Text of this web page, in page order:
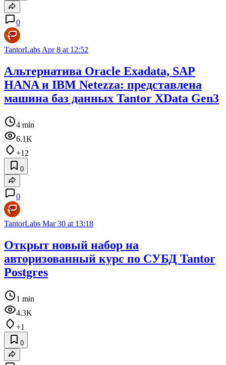
0
TantorLabs Apr 8 at 12:52
Альтернатива Oracle Exadata, SAP
HANA и IBM Netezza: представлена
машина баз данных Tantor XData Gen3
4 min
6.1K
+12
0
0
TantorLabs Mar 30 at 13:18
Открыт новый набор на
авторизованный курс по СУБД Tantor
Postgres
1 min
4.3K
+1
0